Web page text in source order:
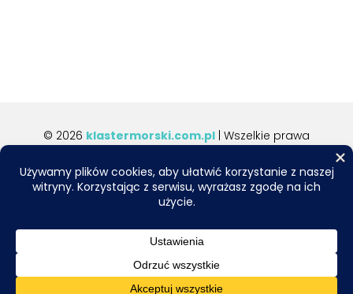
© 2026 klastermorski.com.pl| Wszelkie prawa
Do tworzenia tekstów i obrazów wykorzystujemy
dlatego przed publikacją wszystkie informacje są
skrupulatnie sprawdzane i weryfikowane
merytorycznie.